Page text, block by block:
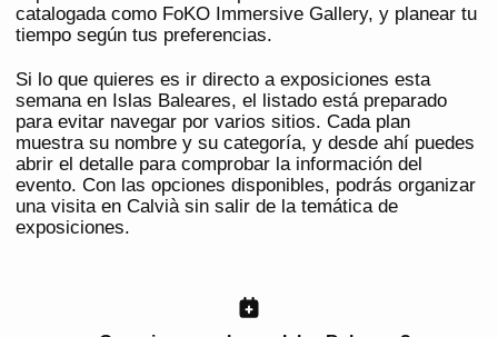
catalogada como FoKO Immersive Gallery, y planear tu
tiempo según tus preferencias.
Si lo que quieres es ir directo a exposiciones esta
semana en Islas Baleares, el listado está preparado
para evitar navegar por varios sitios. Cada plan
muestra su nombre y su categoría, y desde ahí puedes
abrir el detalle para comprobar la información del
evento. Con las opciones disponibles, podrás organizar
una visita en Calvià sin salir de la temática de
exposiciones.